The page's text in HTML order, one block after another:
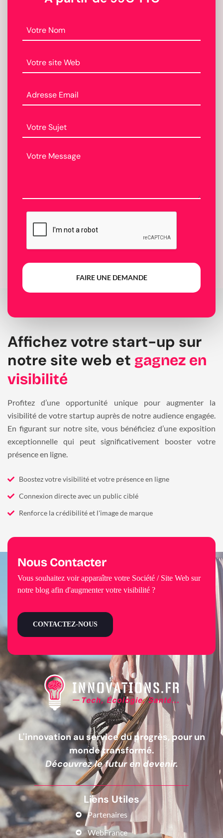
FAIRE UNE DEMANDE
Affichez votre start-up sur
notre site web et gagnez en
visibilité
Profitez d’une opportunité unique pour augmenter la
visibilité de votre startup auprès de notre audience engagée.
En figurant sur notre site, vous bénéficiez d’une exposition
exceptionnelle qui peut significativement booster votre
présence en ligne.
Boostez votre visibilité et votre présence en ligne
Connexion directe avec un public ciblé
Renforce la crédibilité et l'image de marque
L'innovation au service du progrès, pour un
monde transformé.
Découvrez le futur en devenir.
Liens Utiles
Partenaires
WebFrance
Nous Contacter
Vous souhaitez voir apparaître votre Société / Site Web sur
notre blog afin d'augmenter votre visibilité ?
CONTACTEZ-NOUS